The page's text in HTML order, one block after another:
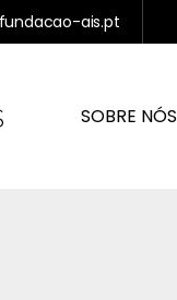
ais.pt
SOBRE NÓS